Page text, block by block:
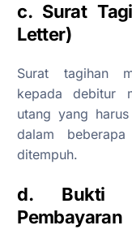
c. Surat
Letter)
Surat tagihan
kepada debitur
utang yang
dalam
ditempuh.
d. Bukti
Pembayaran